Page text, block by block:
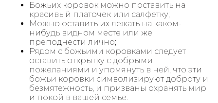
Божьих коровок можно поставить на
красивый платочек или салфетку;
Можно оставить их лежать на каком-
нибудь видном месте или же
преподнести лично;
Рядом с божьими коровками следует
оставить открытку с добрыми
пожеланиями и упомянуть в ней, что эти
божьи коровки символизируют доброту и
безмятежность, и призваны охранять мир
и покой в вашей семье.